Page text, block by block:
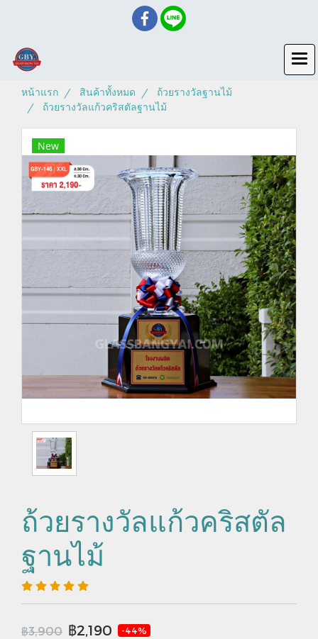
หน้าแรก สินค้าทั้งหมด
ถ้วยรางวัลฐานไม้
ถ้วยรางวัลแก้วคริสตัลฐานไม้
New
ถ้วยรางวัลแก้วคริสตัล
ฐานไม้
฿3,900 ฿2,190 -44%